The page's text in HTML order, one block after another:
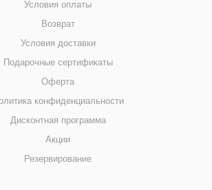
Условия оплаты
Возврат
Условия доставки
Подарочные сертификаты
Оферта
конфиденциальности
Дисконтная программа
Акции
Резервирование